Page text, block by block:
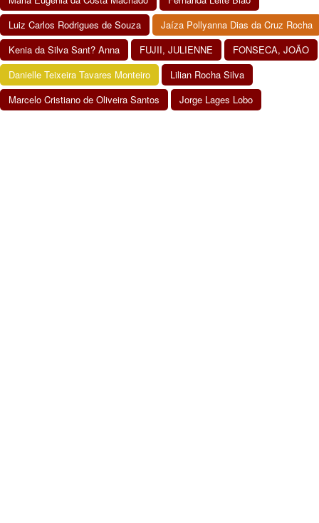
Luiz Carlos Rodrigues de Souza
Jaíza Pollyanna Dias da Cruz Rocha
Kenia da Silva Sant? Anna
FUJII, JULIENNE
FONSECA, JOÃO
Danielle Teixeira Tavares Monteiro
Lilian Rocha Silva
Marcelo Cristiano de Oliveira Santos
Jorge Lages Lobo